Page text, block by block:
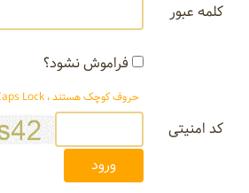
کلمه عبور
فراموش نشود؟
حروف کوچک هستند ، Caps Lock را خاموش کنید.
کد امنیتی